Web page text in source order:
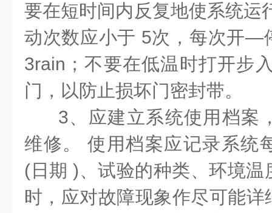
要在短时间内反复地使系统运
动次数应小于 5次，每次开—
3rain；不要在低温时打开步
门，以防止损坏门密封带。
3、应建立系统使用档案
维修。 使用档案应记录系统
(日期 )、试验的种类、环境
时，应对故障现象作尽可能